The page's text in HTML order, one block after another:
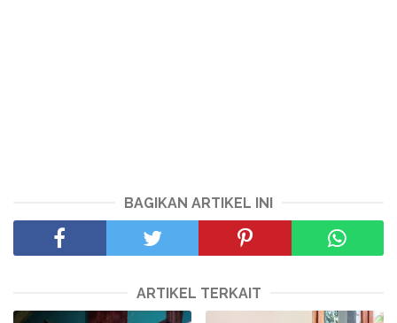
BAGIKAN ARTIKEL INI
ARTIKEL TERKAIT